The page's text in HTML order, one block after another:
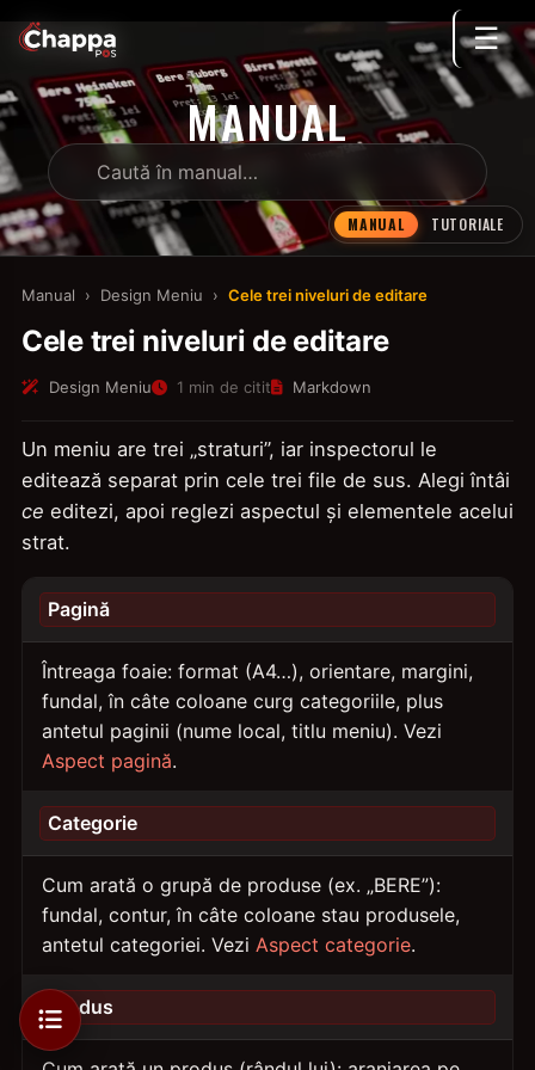
☰
MANUAL
MANUAL TUTORIALE
Manual › Design Meniu › Cele trei niveluri de editare
Cele trei niveluri de editare
Design Meniu 1 min de citit Markdown
Un meniu are trei „straturi”, iar inspectorul le
editează separat prin cele trei file de sus. Alegi întâi
ce editezi, apoi reglezi aspectul și elementele acelui
strat.
Pagină
Întreaga foaie: format (A4…), orientare, margini,
fundal, în câte coloane curg categoriile, plus
antetul paginii (nume local, titlu meniu). Vezi
Aspect pagină.
Categorie
Cum arată o grupă de produse (ex. „BERE”):
fundal, contur, în câte coloane stau produsele,
antetul categoriei. Vezi Aspect categorie.
Produs